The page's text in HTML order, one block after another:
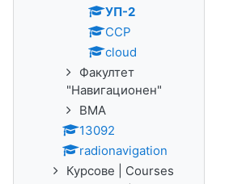
УП-2
ССР
cloud
Факултет
"Навигационен"
ВМА
13092
radionavigation
Курсове | Courses